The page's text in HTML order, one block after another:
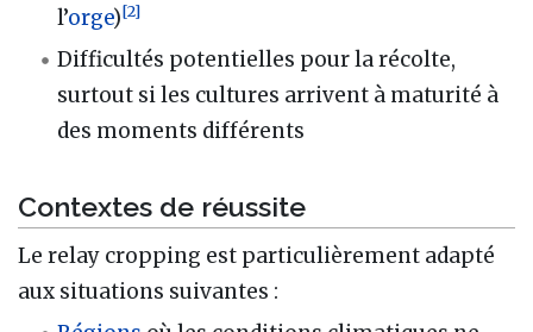
l’orge)[2]
Difficultés potentielles pour la récolte,
surtout si les cultures arrivent à maturité à
des moments différents
Contextes de réussite
Le relay cropping est particulièrement adapté
aux situations suivantes :